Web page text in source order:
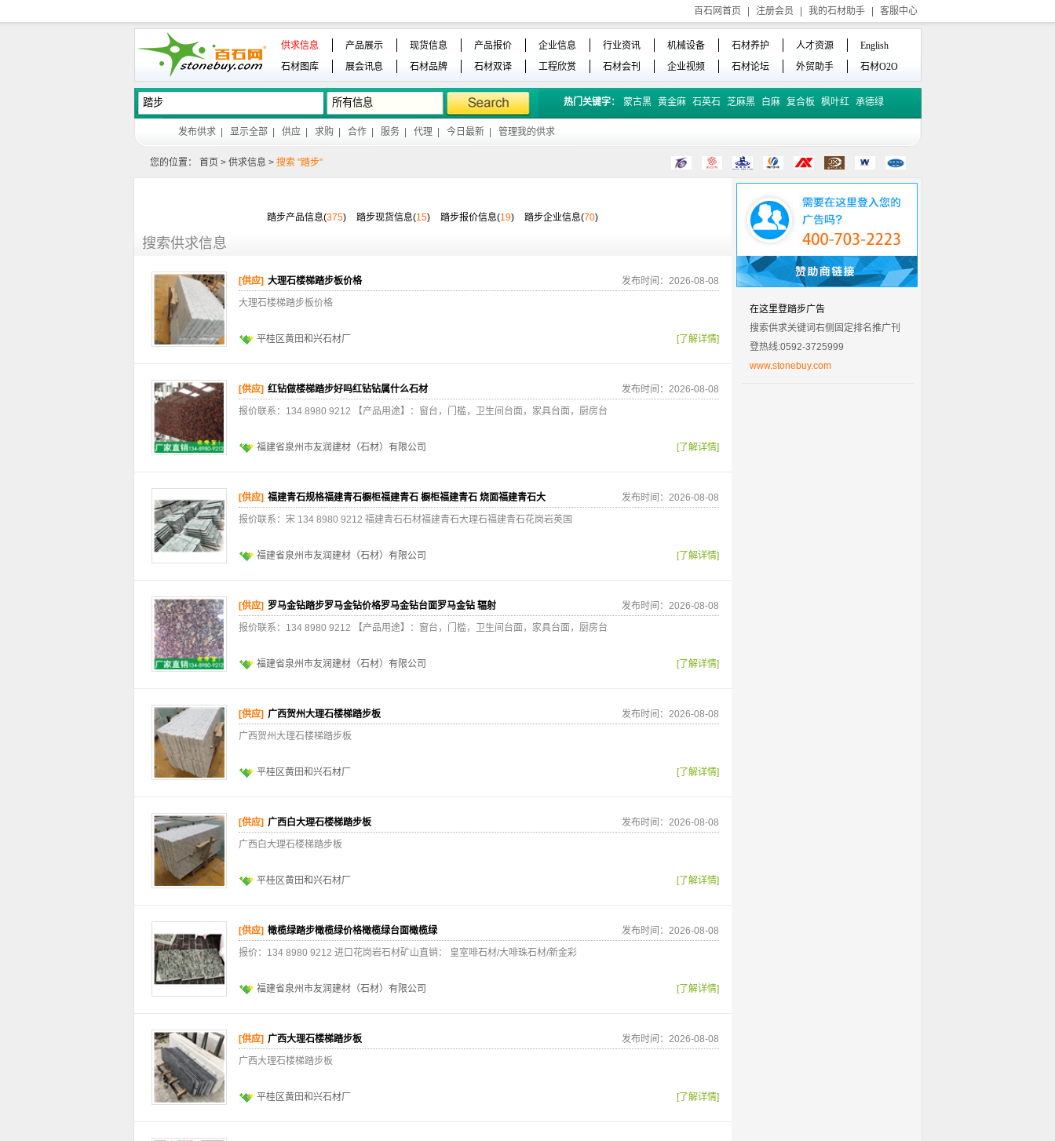
百石网首页 注册会员 我的石材助手 客服中心
供求信息 产品展示 现货信息 产品报价 企业信息 行业资讯 机械设备 石材养护 人才资源
English
石材图库
展会讯息 石材品牌 石材双译 工程欣赏 石材会刊 企业视频 石材论坛 外贸助手 石材O2O
热门关键字： 蒙古黑 黄金麻 石英石 芝麻黑 白麻 复合板 枫叶红 承德绿
发布供求 显示全部 供应 求购 合作 服务 代理 今日最新 管理我的供求
您的位置： 首页 > 供求信息 > 搜索 "踏步"
踏步产品信息(375) 踏步现货信息(15) 踏步报价信息(19) 踏步企业信息(70)
搜索供求信息
[供应] 大理石楼梯踏步板价格
发布时间：2026-08-08
大理石楼梯踏步板价格
平桂区黄田和兴石材厂 [了解详情]
[供应] 红钻做楼梯踏步好吗红钻钻属什么石材
发布时间：2026-08-08
报价联系：134 8980 9212 【产品用途】：窗台，门槛，卫生间台面，家具台面，厨房台
福建省泉州市友润建材（石材）有限公司 [了解详情]
[供应] 福建青石规格福建青石橱柜福建青石 橱柜福建青石 烧面福建青石大
发布时间：2026-08-08
报价联系：宋 134 8980 9212 福建青石石材福建青石大理石福建青石花岗岩英国
福建省泉州市友润建材（石材）有限公司 [了解详情]
[供应] 罗马金钻踏步罗马金钻价格罗马金钻台面罗马金钻 辐射
发布时间：2026-08-08
报价联系：134 8980 9212 【产品用途】：窗台，门槛，卫生间台面，家具台面，厨房台
福建省泉州市友润建材（石材）有限公司 [了解详情]
[供应] 广西贺州大理石楼梯踏步板
发布时间：2026-08-08
广西贺州大理石楼梯踏步板
平桂区黄田和兴石材厂 [了解详情]
[供应] 广西白大理石楼梯踏步板
发布时间：2026-08-08
广西白大理石楼梯踏步板
平桂区黄田和兴石材厂 [了解详情]
[供应] 橄榄绿踏步橄榄绿价格橄榄绿台面橄榄绿
发布时间：2026-08-08
报价：134 8980 9212 进口花岗岩石材矿山直销： 皇室啡石材/大啡珠石材/新金彩
福建省泉州市友润建材（石材）有限公司 [了解详情]
[供应] 广西大理石楼梯踏步板
发布时间：2026-08-08
广西大理石楼梯踏步板
平桂区黄田和兴石材厂 [了解详情]
在这里登踏步广告
搜索供求关键词右侧固定排名推广刊
登热线:0592-3725999
www.stonebuy.com